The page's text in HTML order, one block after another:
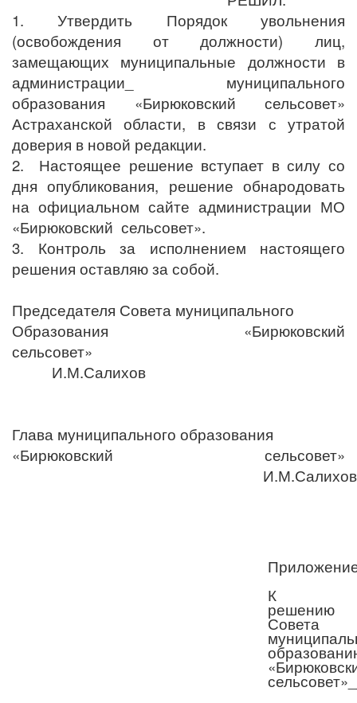
1. Утвердить Порядок увольнения
(освобождения от должности) лиц,
замещающих муниципальные должности в
администрации_ муниципального
образования «Бирюковский сельсовет»
Астраханской области, в связи с утратой
доверия в новой редакции.
2.
Настоящее решение вступает в силу со
дня опубликования, решение обнародовать
на официальном сайте администрации МО
«Бирюковский сельсовет».
3. Контроль за исполнением настоящего
решения оставляю за собой.
Председателя Совета муниципального
Образования «Бирюковский
сельсовет»
И.М.Салихов
Глава муниципального образования
«Бирюковский сельсовет»
И.М.Салихов
К
решению
Совета
сельсовет»